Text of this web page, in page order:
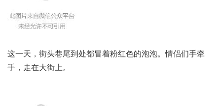
这一天，街头巷尾到处都冒着粉红色的泡泡。情侣们手牵
手，走在大街上。